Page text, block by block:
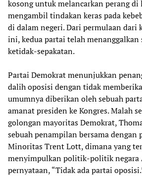
kosong untuk melancarkan perang di
mengambil tindakan keras pada
di dalam negeri. Dari permulaan dari
ini, kedua partai telah menanggalkan
ketidak-sepakatan.
Partai Demokrat menunjukkan
dalih oposisi dengan tidak
umumnya diberikan oleh sebuah
amanat presiden ke Kongres. Malah
golongan mayoritas Demokrat,
sebuah penampilan bersama
Minoritas Trent Lott, dimana yang
menyimpulkan politik-politik negara
pernyataan, “Tidak ada partai